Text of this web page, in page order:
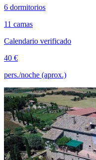
6 dormitorios
11 camas
Calendario verificado
40 €
pers./noche (aprox.)